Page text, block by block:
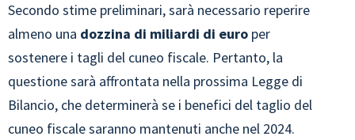
Secondo stime preliminari, sarà necessario reperire
almeno una dozzina di miliardi di euro per
sostenere i tagli del cuneo fiscale. Pertanto, la
questione sarà affrontata nella prossima Legge di
Bilancio, che determinerà se i benefici del taglio del
cuneo fiscale saranno mantenuti anche nel 2024.